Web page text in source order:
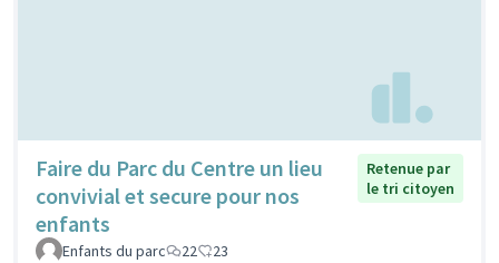
Faire du Parc du Centre un lieu
convivial et secure pour nos
enfants
Retenue par
le tri citoyen
Enfants du parc 22 23